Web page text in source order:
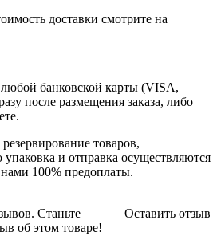
доставки смотрите на
банковской карты (VISA,
после размещения заказа, либо
товаров,
упаковка и отправка осуществляются
100% предоплаты.
Оставить отзыв
Станьте
об этом товаре!